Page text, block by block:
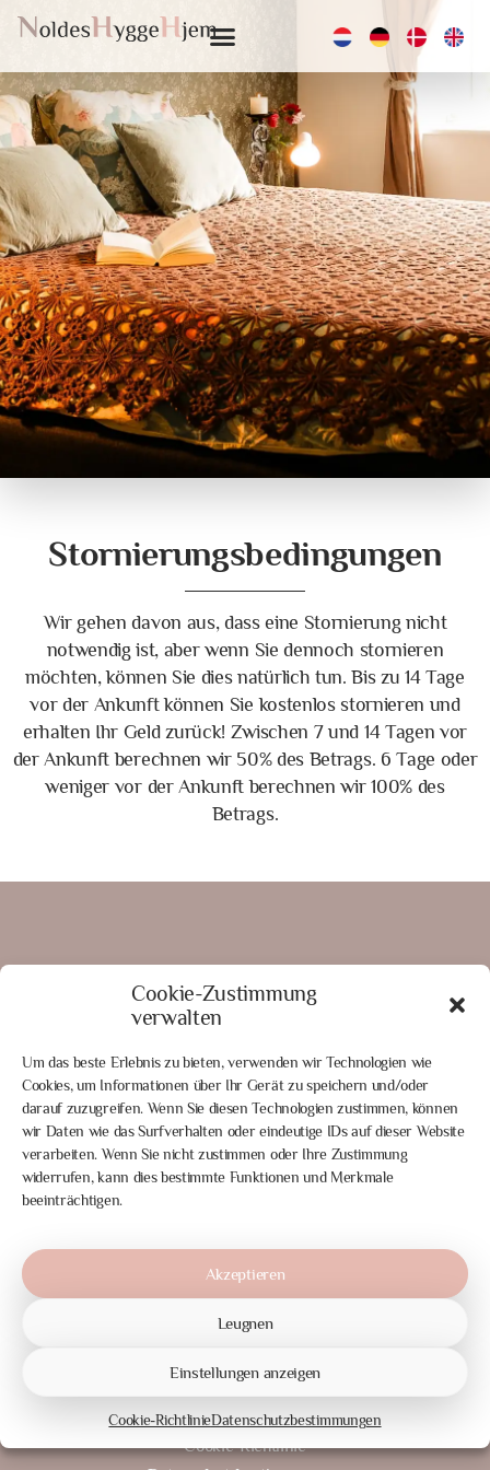
Cookie-Zustimmung
verwalten
Um das beste Erlebnis zu bieten, verwenden wir Technologien wie
Cookies, um Informationen über Ihr Gerät zu speichern und/oder
darauf zuzugreifen. Wenn Sie diesen Technologien zustimmen, können
wir Daten wie das Surfverhalten oder eindeutige IDs auf dieser Website
verarbeiten. Wenn Sie nicht zustimmen oder Ihre Zustimmung
widerrufen, kann dies bestimmte Funktionen und Merkmale
beeinträchtigen.
Akzeptieren
Leugnen
Einstellungen anzeigen
Cookie-RichtlinieDatenschutzbestimmungen
Stornierungsbedingungen
Wir gehen davon aus, dass eine Stornierung nicht
notwendig ist, aber wenn Sie dennoch stornieren
möchten, können Sie dies natürlich tun. Bis zu 14 Tage
vor der Ankunft können Sie kostenlos stornieren und
erhalten Ihr Geld zurück! Zwischen 7 und 14 Tagen vor
der Ankunft berechnen wir 50% des Betrags. 6 Tage oder
weniger vor der Ankunft berechnen wir 100% des
Betrags.
Noldevej 19
Bylderup-Bov
Dänemark
CVRnr: 41916389
IBAN: DK41 6848 0001049291
Homepage
Der Bauernhof
Kontakt
Stornierungsbedingungen
Cookie-Richtlinie